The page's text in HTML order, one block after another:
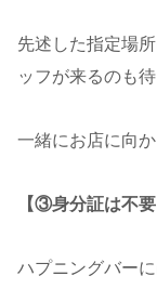
先述した指定場
ッフが来るのも待
一緒にお店に向
【③身分証は不要
ハプニングバー